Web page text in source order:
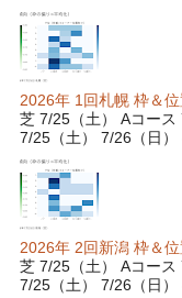
2026年 1回札幌 枠＆
芝 7/25（土） Aコー
7/25（土） 7/26（日）
2026年 2回新潟 枠＆
芝 7/25（土） Aコー
7/25（土） 7/26（日）